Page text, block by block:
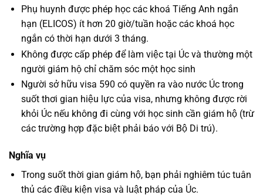
Phụ huynh được phép học các khoá Tiếng Anh ngắn
hạn (ELICOS) ít hơn 20 giờ/tuần hoặc các khoá học
ngắn có thời hạn dưới 3 tháng.
Không được cấp phép để làm việc tại Úc và thường một
người giám hộ chỉ chăm sóc một học sinh
Người sở hữu visa 590 có quyền ra vào nước Úc trong
suốt thơi gian hiệu lực của visa, nhưng không được rời
khỏi Úc nếu không đi cùng với học sinh cần giám hộ (trừ
các trường hợp đặc biệt phải báo với Bộ Di trú).
Nghĩa vụ
Trong suốt thời gian giám hộ, bạn phải nghiêm túc tuân
thủ các điều kiện visa và luật pháp của Úc.